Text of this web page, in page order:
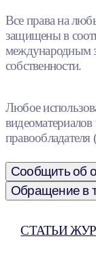
Все права на
защищены в
международным
собственности.
Любое
Сообщить об
Обращение в
СТАТЬИ